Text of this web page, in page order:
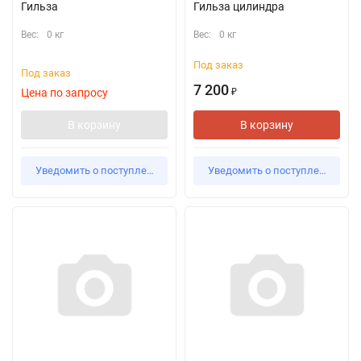
Гильза
Вес: 0 кг
Под заказ
Цена по запросу
В корзину
Уведомить о поступлении
Гильза цилиндра
Вес: 0 кг
Под заказ
7 200 ₽
В корзину
Уведомить о поступлении